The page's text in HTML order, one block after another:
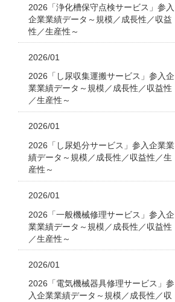
2026「浄化槽保守点検サービス」参入
企業業績データ～規模／成長性／収益
性／生産性～
2026/01
2026「し尿収集運搬サービス」参入企
業業績データ～規模／成長性／収益性
／生産性～
2026/01
2026「し尿処分サービス」参入企業業
績データ～規模／成長性／収益性／生
産性～
2026/01
2026「一般機械修理サービス」参入企
業業績データ～規模／成長性／収益性
／生産性～
2026/01
2026「電気機械器具修理サービス」参
入企業業績データ～規模／成長性／収